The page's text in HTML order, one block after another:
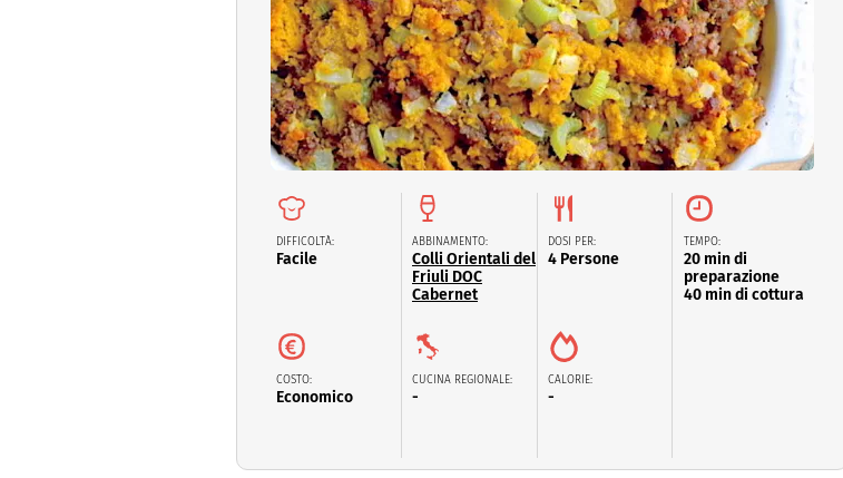
Dolci Pasqua
San Valentino
DIFFICOLTÀ:
Facile
ABBINAMENTO:
Colli Orientali del
Friuli DOC
Cabernet
COSTO:
Economico
CUCINA REGIONALE:
-
DOSI PER:
4 Persone
CALORIE:
-
TEMPO:
20 min di
preparazione
40 min di cottura